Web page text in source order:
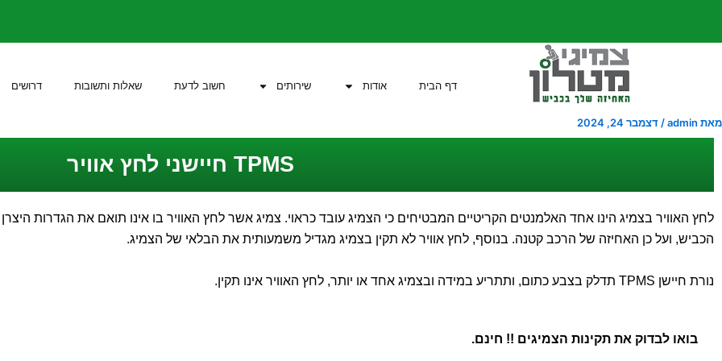
דף הבית אודות שירותים חשוב לדעת שאלות ותשובות דרושים
מאת admin
/דצמבר 24, 2024
TPMS חיישני לחץ אוויר
לחץ האוויר בצמיג הינו אחד האלמנטים הקריטיים המבטיחים כי הצמיג עובד כראוי. צמיג אשר לחץ האוויר בו אינו תואם את הגדרות
הכביש, ועל כן האחיזה של הרכב קטנה. בנוסף, לחץ אוויר לא תקין בצמיג מגדיל משמעותית את הבלאי של הצמיג.
נורת חיישן TPMS תדלק בצבע כתום, ותתריע במידה ובצמיג אחד או יותר, לחץ האוויר אינו תקין.
בואו לבדוק את תקינות הצמיגים !! חינם.